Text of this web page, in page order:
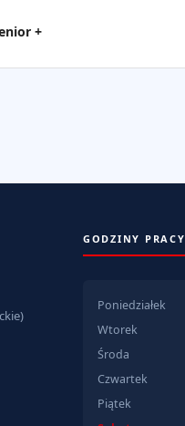
+
GODZINY PRACY
Poniedziałek
Wtorek
Środa
Czwartek
Piątek